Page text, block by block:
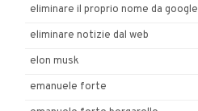
eliminare il proprio nome da google
eliminare notizie dal web
elon musk
emanuele forte